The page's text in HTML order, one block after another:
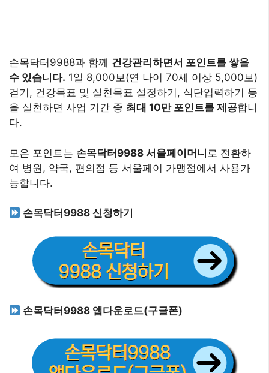
손목닥터9988과 함께 건강관리하면서 포인트를 쌓을
수 있습니다. 1일 8,000보(연 나이 70세 이상 5,000보)
걷기, 건강목표 및 실천목표 설정하기, 식단입력하기 등
을 실천하면 사업 기간 중 최대 10만 포인트를 제공합니
다.
모은 포인트는 손목닥터9988 서울페이머니 로 전환하
여 병원, 약국, 편의점 등 서울페이 가맹점에서 사용가
능합니다.
손목닥터9988 신청하기
손목닥터9988 앱다운로드(구글폰)